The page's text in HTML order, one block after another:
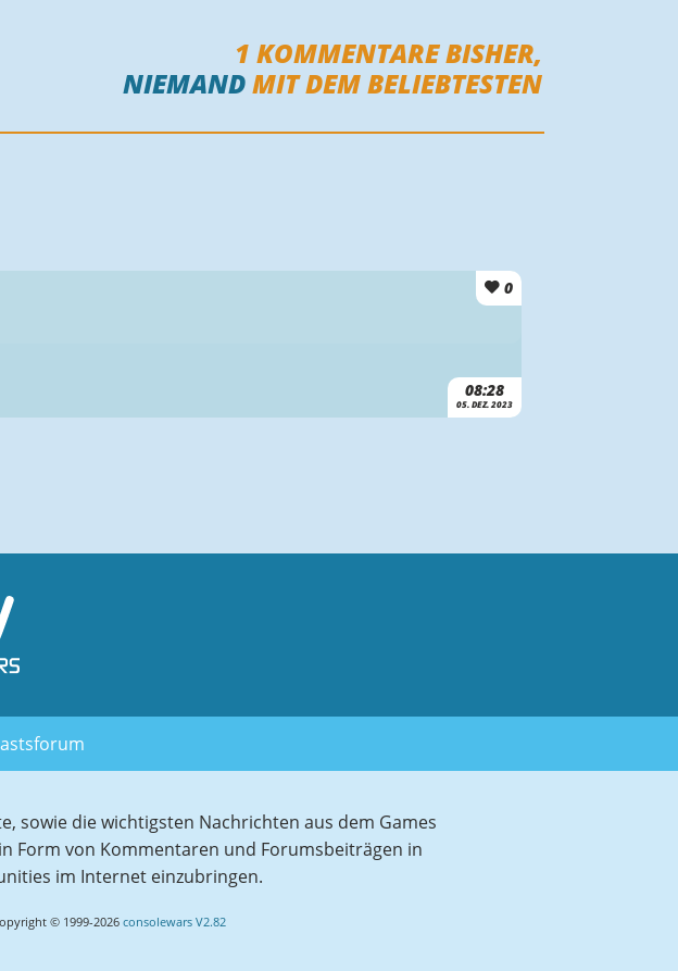
1 KOMMENTARE BISHER,
NIEMANDMIT DEM BELIEBTESTEN
0
08:28
05. DEZ. 2023
forum
sowie die wichtigsten Nachrichten aus dem Games
Form von Kommentaren und Forumsbeiträgen in
im Internet einzubringen.
© 1999-2026 consolewars V2.82